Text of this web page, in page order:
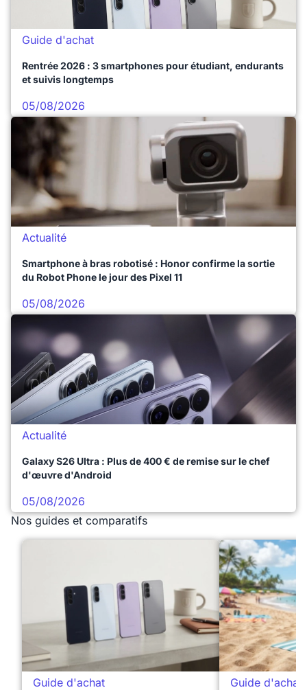
Guide d'achat
Rentrée 2026 : 3 smartphones pour étudiant, endurants
et suivis longtemps
05/08/2026
Actualité
Smartphone à bras robotisé : Honor confirme la sortie
du Robot Phone le jour des Pixel 11
05/08/2026
Actualité
Galaxy S26 Ultra : Plus de 400 € de remise sur le chef
d'œuvre d'Android
05/08/2026
Nos guides et comparatifs
Guide d'achat Guide d'achat